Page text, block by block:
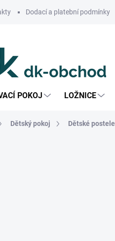
Dodací a platební podmínky
POKOJ LOŽNICE
Dětský pokoj Dětské postele